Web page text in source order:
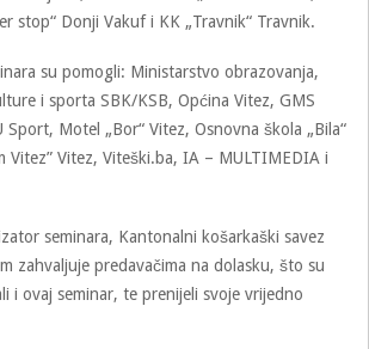
stop“ Donji Vakuf i KK „Travnik“ Travnik.
su pomogli: Ministarstvo obrazovanja,
i sporta SBK/KSB, Općina Vitez, GMS
Sport, Motel „Bor“ Vitez, Osnovna škola „Bila“
Vitez” Vitez, Viteški.ba, IA – MULTIMEDIA i
seminara, Kantonalni košarkaški savez
zahvaljuje predavačima na dolasku, što su
i ovaj seminar, te prenijeli svoje vrijedno